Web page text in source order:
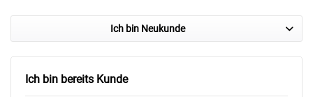
Ich bin Neukunde
Ich bin bereits Kunde